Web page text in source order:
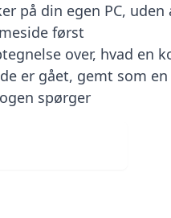
på din egen PC,
først
over, hvad en
er gået, gemt som en
spørger